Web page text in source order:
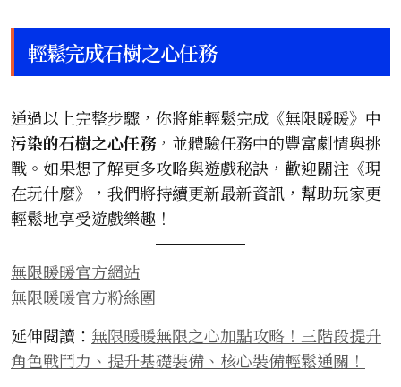
輕鬆完成石樹之心任務
通過以上完整步驟，你將能輕鬆完成《無限暖暖》中
污染的石樹之心任務，並體驗任務中的豐富劇情與挑
戰。如果想了解更多攻略與遊戲秘訣，歡迎關注《現
在玩什麼》，我們將持續更新最新資訊，幫助玩家更
輕鬆地享受遊戲樂趣！
無限暖暖官方網站
無限暖暖官方粉絲團
延伸閱讀： 無限暖暖無限之心加點攻略！三階段提升
角色戰鬥力、提升基礎裝備、核心裝備輕鬆通關！